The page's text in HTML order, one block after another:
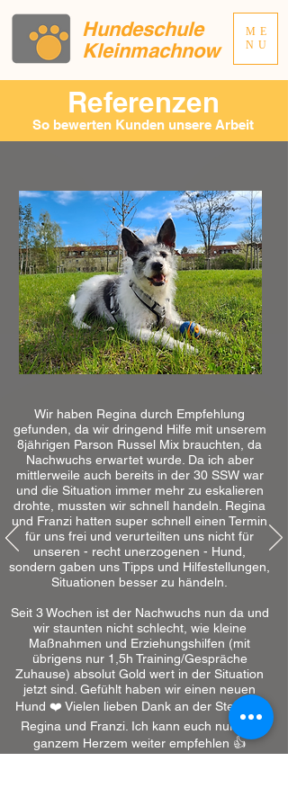
ME
NU
Hundeschule
Kleinmachnow
Referenzen
So bewerten Kunden unsere Arbeit
Wir haben Regina durch Empfehlung
gefunden, da wir dringend Hilfe mit unserem
8jährigen Parson Russel Mix brauchten, da
Nachwuchs erwartet wurde. Da ich aber
mittlerweile auch bereits in der 30 SSW war
und die Situation immer mehr zu eskalieren
drohte, mussten wir schnell handeln. Regina
und Franzi hatten super schnell einen Termin
für uns frei und verurteilten uns nicht für
unseren - recht unerzogenen - Hund,
sondern gaben uns Tipps und Hilfestellungen,
Situationen besser zu händeln.
Seit 3 Wochen ist der Nachwuchs nun da und
wir staunten nicht schlecht, wie kleine
Maßnahmen und Erziehungshilfen (mit
übrigens nur 1,5h Training/Gespräche
Zuhause) absolut Gold wert in der Situation
jetzt sind. Gefühlt haben wir einen neuen
Hund ❤️ Vielen lieben Dank an der Stelle an
Regina und Franzi. Ich kann euch nur von
ganzem Herzem weiter empfehlen 👍